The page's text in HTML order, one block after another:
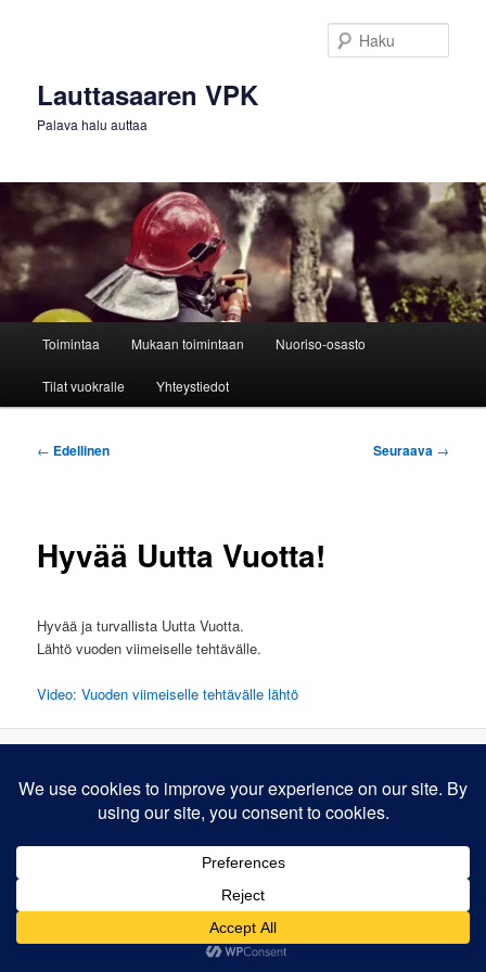
Lauttasaaren VPK
Palava halu auttaa
Toimintaa Mukaan toimintaan Nuoriso-osasto
Tilat vuokralle Yhteystiedot
Artikkelien
← Edellinen Seuraava →
Hyvää Uutta Vuotta!
Hyvää ja turvallista Uutta Vuotta.
Lähtö vuoden viimeiselle tehtävälle.
Video: Vuoden viimeiselle tehtävälle lähtö